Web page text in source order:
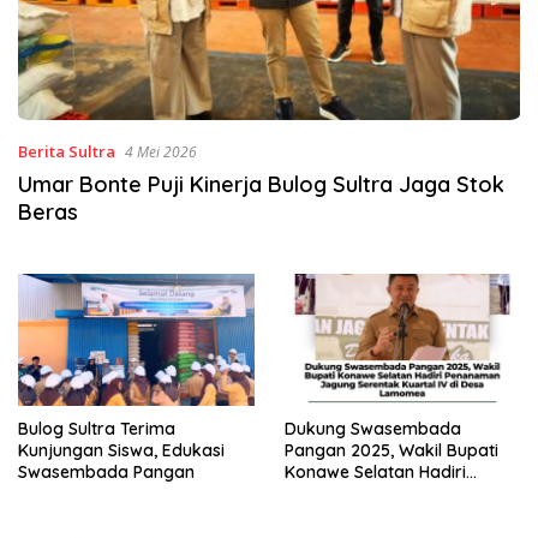
Berita Sultra 4 Mei 2026
Umar Bonte Puji Kinerja Bulog Sultra Jaga Stok
Beras
Bulog Sultra Terima
Kunjungan Siswa, Edukasi
Swasembada Pangan
Dukung Swasembada
Pangan 2025, Wakil Bupati
Konawe Selatan Hadiri